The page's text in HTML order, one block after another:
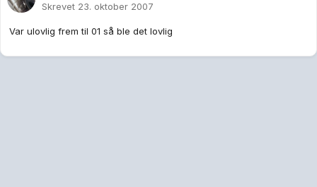
Skrevet 23. oktober 2007
Var ulovlig frem til 01 så ble det lovlig